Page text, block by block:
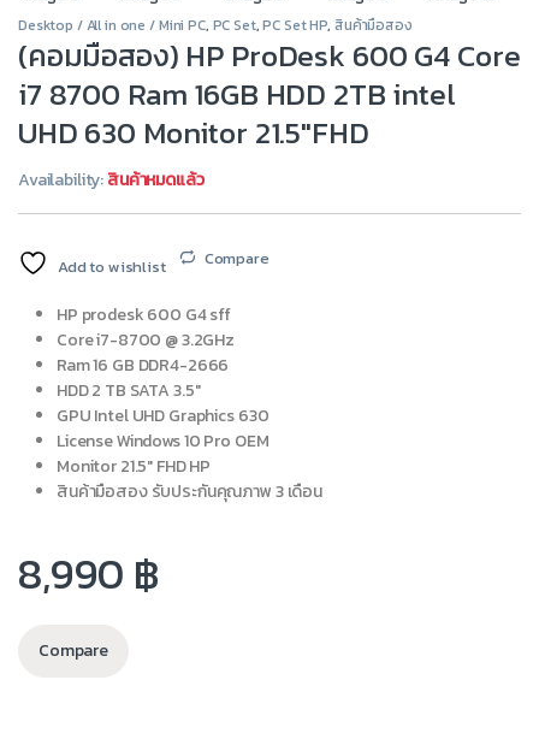
Desktop / All in one / Mini PC, PC Set,PC Set HP, สินค้ามือสอง
(คอมมือสอง) HP ProDesk 600 G4 Core
i7 8700 Ram 16GB HDD 2TB intel
UHD 630 Monitor 21.5″FHD
Availability:สินค้าหมดแล้ว
Add to wishlist Compare
HP prodesk 600 G4 sff
Core i7-8700 @ 3.2GHz
Ram 16 GB DDR4-2666
HDD 2 TB SATA 3.5″
GPU Intel UHD Graphics 630
License Windows 10 Pro OEM
Monitor 21.5″ FHD HP
สินค้ามือสอง รับประกันคุณภาพ 3 เดือน
8,990 ฿
Compare